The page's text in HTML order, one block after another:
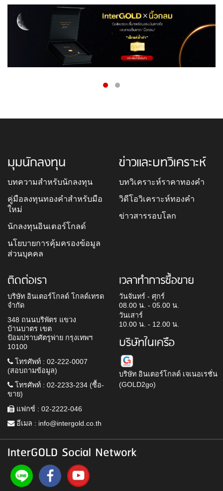
มุมนักลงทุน
บทความสำหรับนักลงทุน
คู่มือลงทุนทองคำสำหรับมือ
ใหม่
นักลงทุนอินเตอร์โกลด์
นโยบายการคุ้มครองข้อมูล
ส่วนบุคคล
ข่าวและบทวิเคราะห์
บทวิเคราะห์ราคาทองคำ
วิดีโอวิเคราะห์ทองคำ
ข่าวสารรอบโลก
ติดต่อเรา
บริษัท อินเตอร์โกลด์ โกลด์เทรด
จำกัด
348 ถนนบริพัตร แขวง
บ้านบาตร เขต
ป้อมปราบศัตรูพ่าย กรุงเทพฯ
10100
โทรศัพท์ : 02-222-0007
(สอบถามข้อมูล)
โทรศัพท์ : 02-2233-234 (ซื้อ-
ขาย)
แฟกซ์ : 02-2222-046
อีเมล : info@intergold.co.th
เวลาทำการซื้อขาย
วันจันทร์ - ศุกร์
08.00 น. - 05.00 น.
วันเสาร์
10.00 น. - 12.00 น.
บริษัทในเครือ
บริษัท อินเตอร์โกลด์ เจเนอเรชั่น
(GOLD2go)
InterGOLD Social Network